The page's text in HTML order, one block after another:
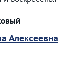
Алексеевна